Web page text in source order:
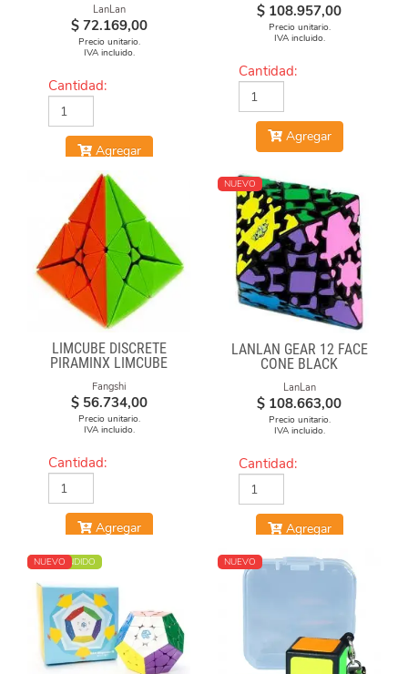
LanLan
$ 72.169,00
Precio unitario.
IVA incluido.
Cantidad:
Agregar
$ 108.957,00
Precio unitario.
IVA incluido.
Cantidad:
Agregar
LIMCUBE DISCRETE
PIRAMINX LIMCUBE
Fangshi
$ 56.734,00
Precio unitario.
IVA incluido.
Cantidad:
Agregar
NUEVO
LANLAN GEAR 12 FACE
CONE BLACK
LanLan
$ 108.663,00
Precio unitario.
IVA incluido.
Cantidad:
Agregar
MÁS VENDIDO
NUEVO NUEVO